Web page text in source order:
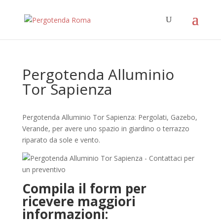
Pergotenda Alluminio
Tor Sapienza
Pergotenda Alluminio Tor Sapienza: Pergolati, Gazebo,
Verande, per avere uno spazio in giardino o terrazzo
riparato da sole e vento.
Compila il form per
ricevere maggiori
informazioni: